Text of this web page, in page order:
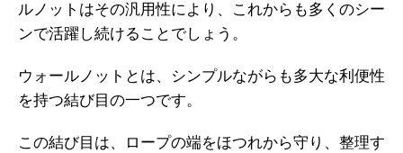
ルノットはその汎用性により、これからも多くのシー
ンで活躍し続けることでしょう。
ウォールノットとは、シンプルながらも多大な利便性
を持つ結び目の一つです。
この結び目は、ロープの端をほつれから守り、整理す